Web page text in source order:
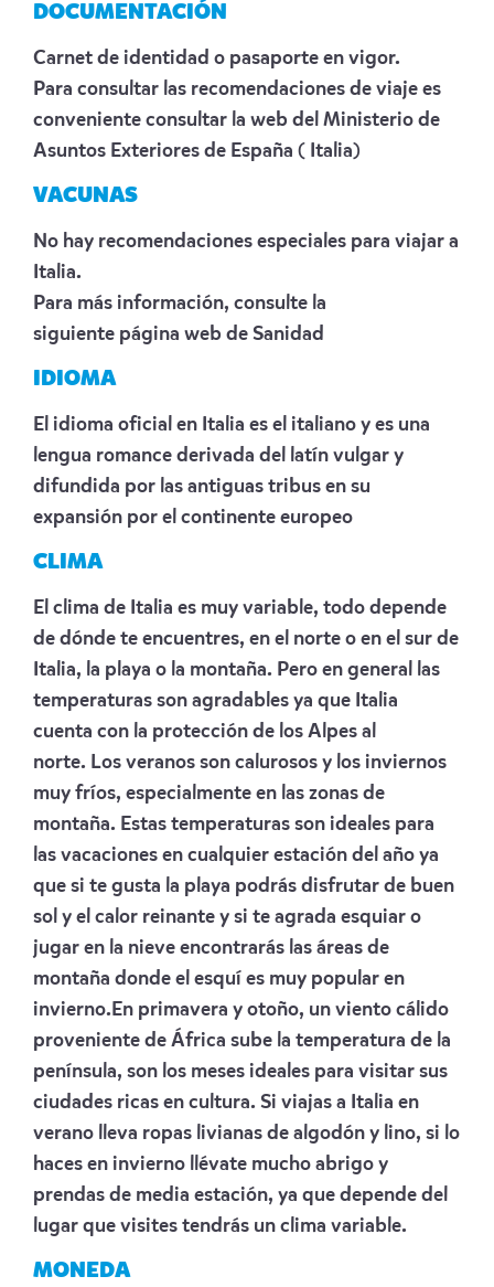
DOCUMENTACIÓN
Carnet de identidad o pasaporte en vigor.
Para consultar las recomendaciones de viaje es
conveniente consultar la web del Ministerio de
Asuntos Exteriores de España ( Italia)
VACUNAS
No hay recomendaciones especiales para viajar a
Italia.
Para más información, consulte la
siguiente página web de Sanidad
IDIOMA
El idioma oficial en Italia es el italiano y es una
lengua romance derivada del latín vulgar y
difundida por las antiguas tribus en su
expansión por el continente europeo
CLIMA
El clima de Italia es muy variable, todo depende
de dónde te encuentres, en el norte o en el sur de
Italia, la playa o la montaña. Pero en general las
temperaturas son agradables ya que Italia
cuenta con la protección de los Alpes al
norte. Los veranos son calurosos y los inviernos
muy fríos, especialmente en las zonas de
montaña. Estas temperaturas son ideales para
las vacaciones en cualquier estación del año ya
que si te gusta la playa podrás disfrutar de buen
sol y el calor reinante y si te agrada esquiar o
jugar en la nieve encontrarás las áreas de
montaña donde el esquí es muy popular en
invierno.En primavera y otoño, un viento cálido
proveniente de África sube la temperatura de la
península, son los meses ideales para visitar sus
ciudades ricas en cultura. Si viajas a Italia en
verano lleva ropas livianas de algodón y lino, si lo
haces en invierno llévate mucho abrigo y
prendas de media estación, ya que depende del
lugar que visites tendrás un clima variable.
MONEDA